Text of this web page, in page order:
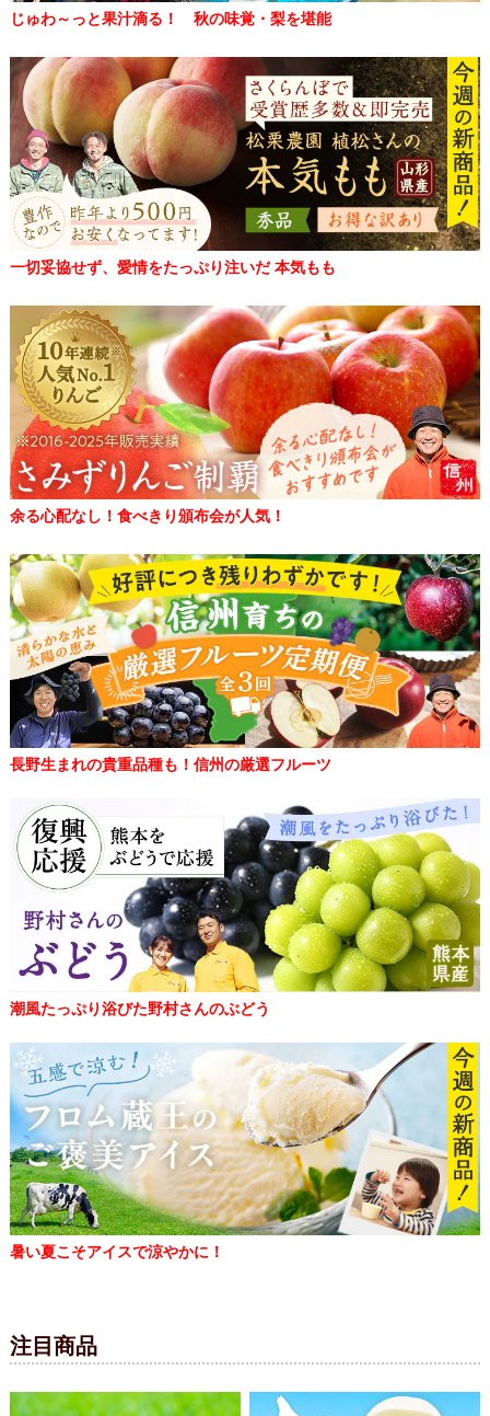
じゅわ～っと果汁滴る！ 秋の味覚・梨を堪能
一切妥協せず、愛情をたっぷり注いだ 本気もも
余る心配なし！食べきり頒布会が人気！
長野生まれの貴重品種も！信州の厳選フルーツ
潮風たっぷり浴びた野村さんのぶどう
暑い夏こそアイスで涼やかに！
注目商品